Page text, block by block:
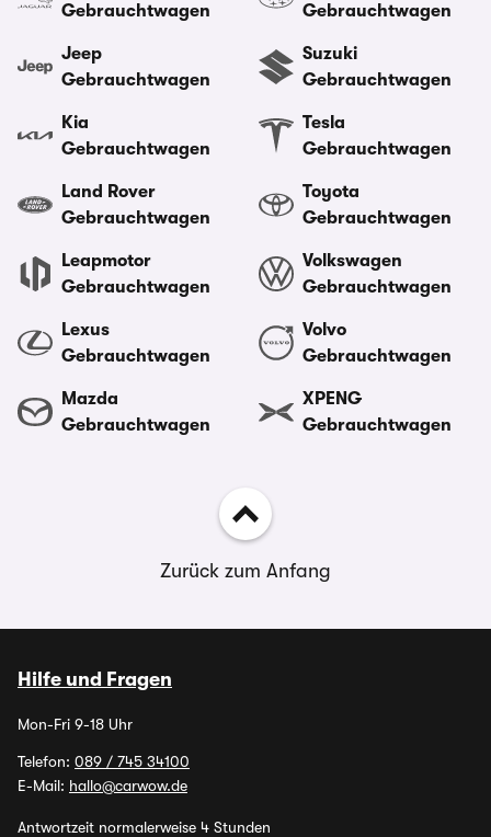
Gebrauchtwagen
Jeep
Gebrauchtwagen
Kia
Gebrauchtwagen
Land Rover
Gebrauchtwagen
Leapmotor
Gebrauchtwagen
Lexus
Gebrauchtwagen
Mazda
Gebrauchtwagen
Gebrauchtwagen
Suzuki
Gebrauchtwagen
Tesla
Gebrauchtwagen
Toyota
Gebrauchtwagen
Volkswagen
Gebrauchtwagen
Volvo
Gebrauchtwagen
XPENG
Gebrauchtwagen
Zurück zum Anfang
Hilfe und Fragen
Mon-Fri 9-18 Uhr
Telefon: 089 / 745 34100
E-Mail: hallo@carwow.de
Antwortzeit normalerweise 4 Stunden